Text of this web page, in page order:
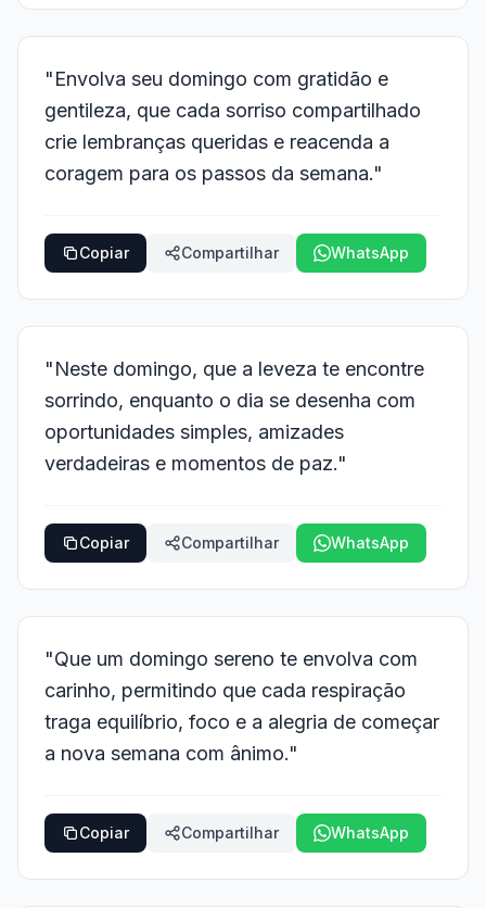
"Envolva seu domingo com gratidão e
gentileza, que cada sorriso compartilhado
crie lembranças queridas e reacenda a
coragem para os passos da semana."
Copiar Compartilhar WhatsApp
"Neste domingo, que a leveza te encontre
sorrindo, enquanto o dia se desenha com
oportunidades simples, amizades
verdadeiras e momentos de paz."
Copiar Compartilhar WhatsApp
"Que um domingo sereno te envolva com
carinho, permitindo que cada respiração
traga equilíbrio, foco e a alegria de começar
a nova semana com ânimo."
Copiar Compartilhar WhatsApp